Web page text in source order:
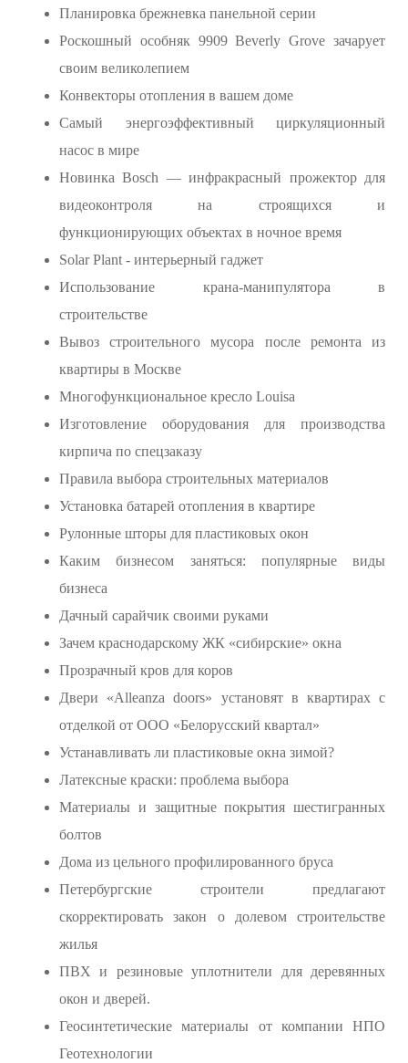
Планировка брежневка панельной серии
Роскошный особняк 9909 Beverly Grove зачарует
своим великолепием
Конвекторы отопления в вашем доме
Самый энергоэффективный циркуляционный
насос в мире
Новинка Bosch — инфракрасный прожектор для
видеоконтроля на строящихся и
функционирующих объектах в ночное время
Solar Plant - интерьерный гаджет
Использование крана-манипулятора в
строительстве
Вывоз строительного мусора после ремонта из
квартиры в Москве
Многофункциональное кресло Louisa
Изготовление оборудования для производства
кирпича по спецзаказу
Правила выбора строительных материалов
Установка батарей отопления в квартире
Рулонные шторы для пластиковых окон
Каким бизнесом заняться: популярные виды
бизнеса
Дачный сарайчик своими руками
Зачем краснодарскому ЖК «сибирские» окна
Прозрачный кров для коров
Двери «Alleanza doors» установят в квартирах с
отделкой от ООО «Белорусский квартал»
Устанавливать ли пластиковые окна зимой?
Латексные краски: проблема выбора
Материалы и защитные покрытия шестигранных
болтов
Дома из цельного профилированного бруса
Петербургские строители предлагают
скорректировать закон о долевом строительстве
жилья
ПВХ и резиновые уплотнители для деревянных
окон и дверей.
Геосинтетические материалы от компании НПО
Геотехнологии